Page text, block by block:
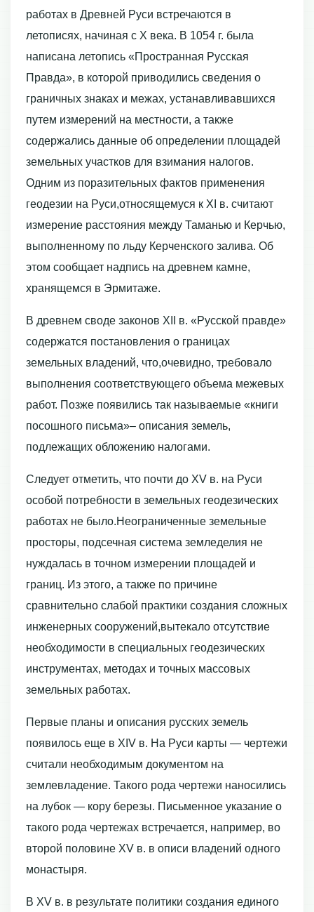
работах в Древней Руси встречаются в
летописях, начиная с Х века. В 1054 г. была
написана летопись «Пространная Русская
Правда», в которой приводились сведения о
граничных знаках и межах, устанавливавшихся
путем измерений на местности, а также
содержались данные об определении площадей
земельных участков для взимания налогов.
Одним из поразительных фактов применения
геодезии на Руси,относящемуся к ХI в. считают
измерение расстояния между Таманью и Керчью,
выполненному по льду Керченского залива. Об
этом сообщает надпись на древнем камне,
хранящемся в Эрмитаже.
В древнем своде законов ХII в. «Русской правде»
содержатся постановления о границах
земельных владений, что,очевидно, требовало
выполнения соответствующего объема межевых
работ. Позже появились так называемые «книги
посошного письма»– описания земель,
подлежащих обложению налогами.
Следует отметить, что почти до ХV в. на Руси
особой потребности в земельных геодезических
работах не было.Неограниченные земельные
просторы, подсечная система земледелия не
нуждалась в точном измерении площадей и
границ. Из этого, а также по причине
сравнительно слабой практики создания сложных
инженерных сооружений,вытекало отсутствие
необходимости в специальных геодезических
инструментах, методах и точных массовых
земельных работах.
Первые планы и описания русских земель
появилось еще в ХIV в. На Руси карты — чертежи
считали необходимым документом на
землевладение. Такого рода чертежи наносились
на лубок — кору березы. Письменное указание о
такого рода чертежах встречается, например, во
второй половине ХV в. в описи владений одного
монастыря.
В ХV в. в результате политики создания единого